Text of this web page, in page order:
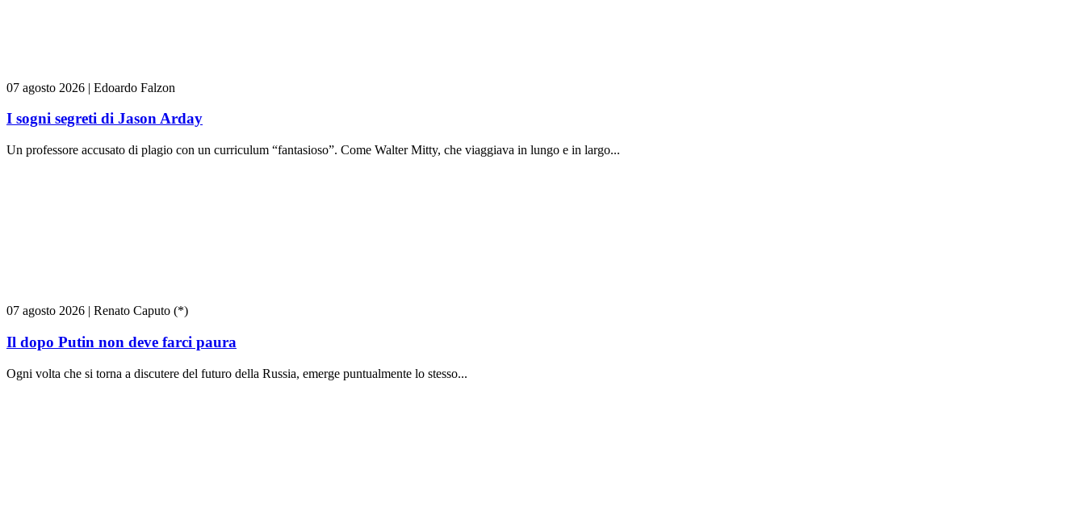
07 agosto 2026 | Edoardo Falzon
I sogni segreti di Jason Arday
Un professore accusato di plagio con un curriculum “fantasioso”. Come Walter Mitty, che viaggiava in lungo e in largo...
07 agosto 2026 | Renato Caputo (*)
Il dopo Putin non deve farci paura
Ogni volta che si torna a discutere del futuro della Russia, emerge puntualmente lo stesso...